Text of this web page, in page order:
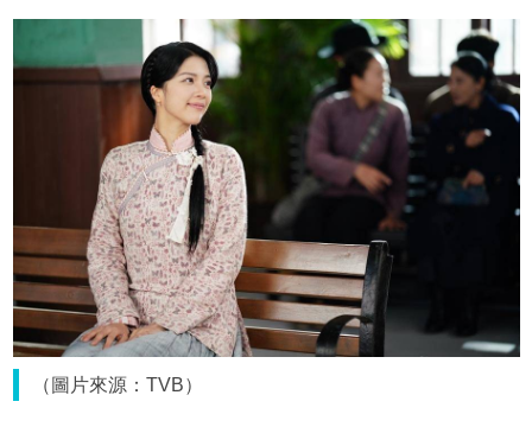
（圖片來源：TVB）